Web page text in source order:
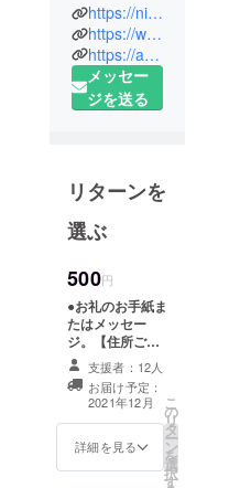
子供の頃か
ら動物が好
きで沢山の
動物の飼育
外猫の保
護、里親さ
がしなどの
活動経験も
しておりま
した。
2012年よ
り、ペット
ショップ勤
務。
https://nijinekoya.shopinfo.jp/
https://www.instagram.com/nijinekoya2014/
https://ameblo.jp/nijinekoya2014/
メッセー
ジを送る
リターンを
選ぶ
500円
●お礼のお手紙ま
たはメッセー
ジ。【住所ご明
記の方は郵便に
てお手紙と写
真、メールでの
返信希望の方は
画像データと
メッセージ】 ※
支援者：12人
お届け予定：
2021年12月
詳細を見る
こ
の
リ
タ
ー
ン
を
選
択
す